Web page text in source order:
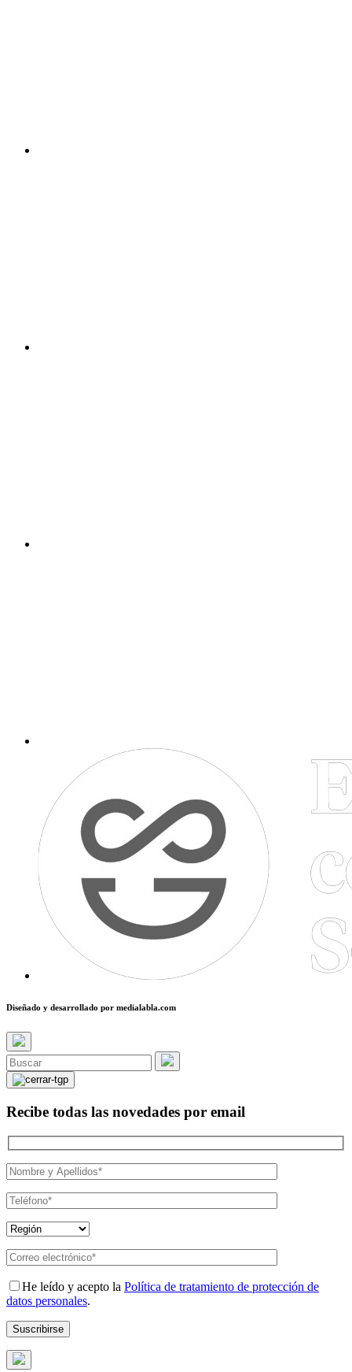
Diseñado y desarrollado por medialabla.com
Recibe todas las novedades por email
He leído y acepto la Política de tratamiento de protección de
datos personales.